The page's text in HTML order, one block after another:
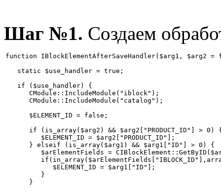
Шаг №1. Создаем
function IBlockElementAfterSaveHandler($arg1, $arg2
static $use_handler = true;
if ($use_handler) {
CModule::IncludeModule("iblock");
CModule::IncludeModule("catalog");
$ELEMENT_ID = false;
if (is_array($arg2) && $arg2["PRODUCT_ID"] > 0)
$ELEMENT_ID = $arg2["PRODUCT_ID"];
} elseif (is_array($arg1) && $arg1["ID"] > 0) {
$arElementFields =
$ELEMENT_ID = $arg1["ID"];
}
}